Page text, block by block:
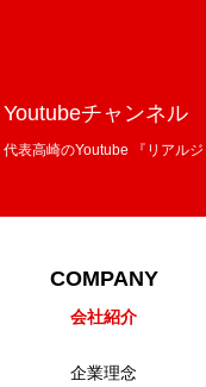
Youtubeチャンネル
代表高崎のYoutube 『リアルジ
COMPANY
会社紹介
企業理念